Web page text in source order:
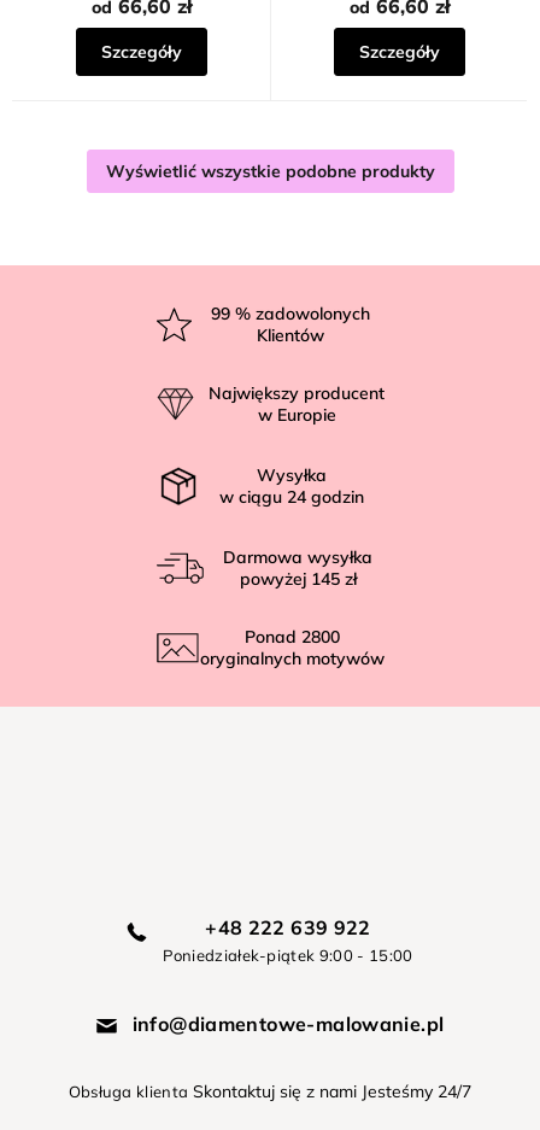
od 66,60 zł
Szczegóły
od 66,60 zł
Szczegóły
Wyświetlić wszystkie podobne produkty
99 % zadowolonych
Klientów
Największy producent
w Europie
Wysyłka
w ciągu 24 godzin
Darmowa wysyłka
powyżej 145 zł
Ponad 2800
oryginalnych motywów
+48 222 639 922
Poniedziałek-piątek 9:00 - 15:00
info@diamentowe-malowanie.pl
Obsługa klienta Skontaktuj się z nami Jesteśmy 24/7